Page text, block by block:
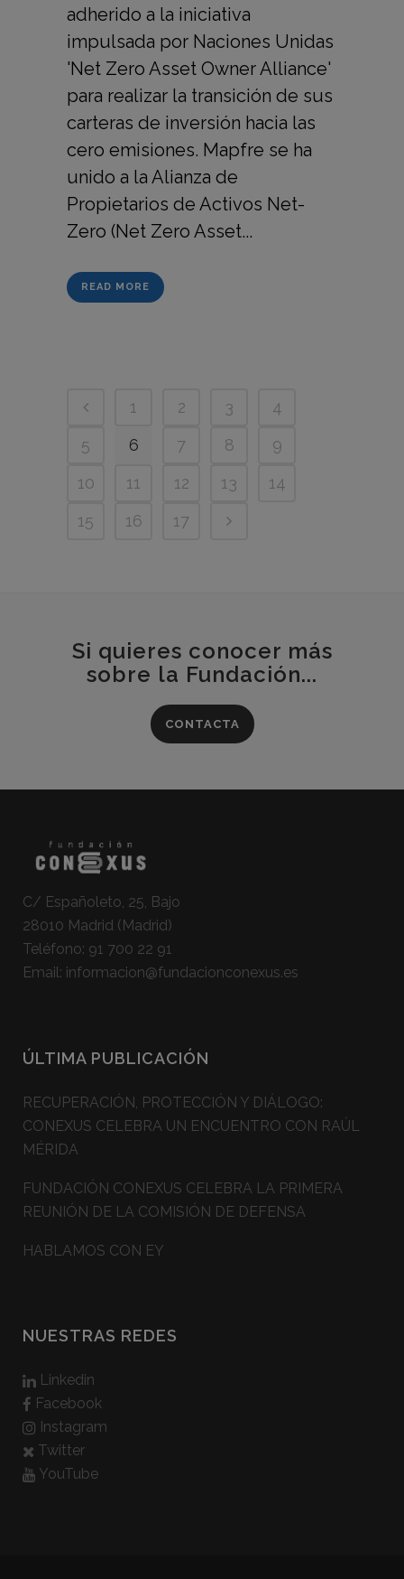
adherido a la iniciativa
impulsada por Naciones Unidas
'Net Zero Asset Owner Alliance'
para realizar la transición de sus
carteras de inversión hacia las
cero emisiones. Mapfre se ha
unido a la Alianza de
Propietarios de Activos Net-
Zero (Net Zero Asset...
READ MORE
1 2 3
4
5
6 7 8
9
10
11 12 13
14
15
16 17
Si quieres conocer más
sobre la Fundación...
CONTACTA
C/ Españoleto, 25, Bajo
28010 Madrid (Madrid)
Teléfono: 91 700 22 91
Email: informacion@fundacionconexus.es
ÚLTIMA PUBLICACIÓN
RECUPERACIÓN, PROTECCIÓN Y DIÁLOGO:
CONEXUS CELEBRA UN ENCUENTRO CON RAÚL
MÉRIDA
FUNDACIÓN CONEXUS CELEBRA LA PRIMERA
REUNIÓN DE LA COMISIÓN DE DEFENSA
HABLAMOS CON EY
NUESTRAS REDES
Linkedin
Facebook
Instagram
Twitter
YouTube